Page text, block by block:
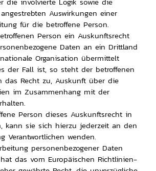
Auswirkungen einer
für die betroffene Person.
Person ein Auskunftsrecht
Daten an ein Drittland
Organisation übermittelt
der Fall ist, so steht der betroffenen
das Recht zu, Auskunft über die
im Zusammenhang mit der
Person dieses Auskunftsrecht in
kann sie sich hierzu jederzeit an den
Verantwortlichen wenden.
personenbezogener Daten
das vom Europäischen Richtlinien-